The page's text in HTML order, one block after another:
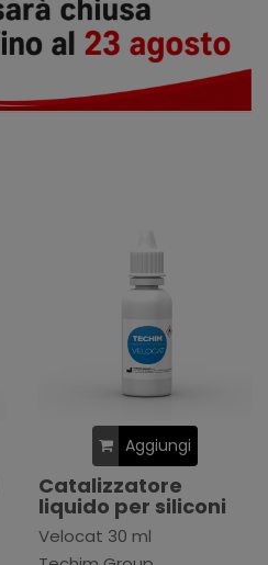
Aggiungi
Catalizzatore
liquido per siliconi
Velocat 30 ml